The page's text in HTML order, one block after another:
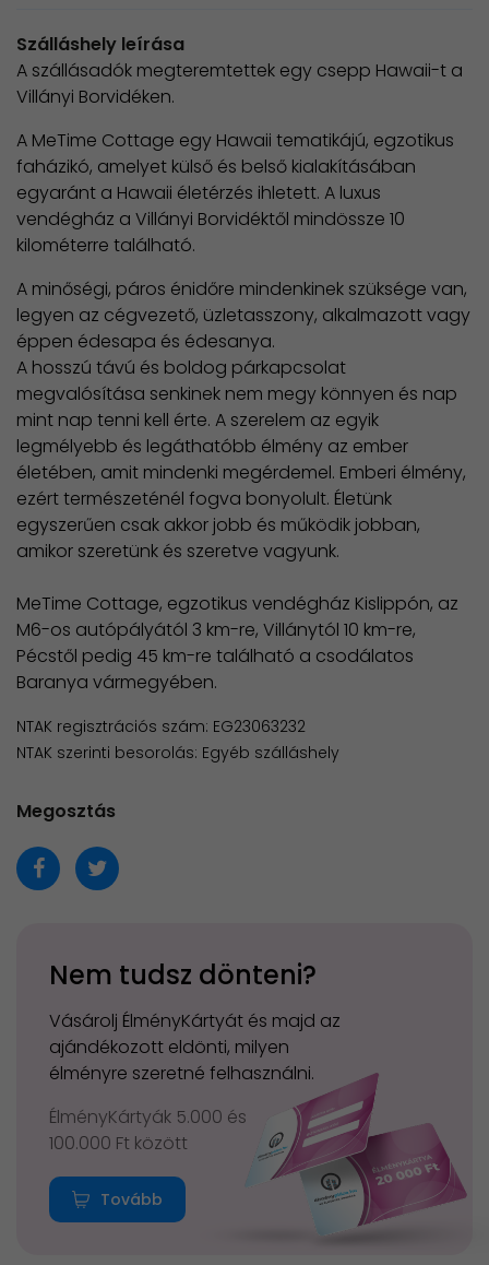
Szálláshely leírása
A szállásadók megteremtettek egy csepp Hawaii-t a
Villányi Borvidéken.
A MeTime Cottage egy Hawaii tematikájú, egzotikus
faházikó, amelyet külső és belső kialakításában
egyaránt a Hawaii életérzés ihletett. A luxus
vendégház a Villányi Borvidéktől mindössze 10
kilométerre található.
A minőségi, páros énidőre mindenkinek szüksége van,
legyen az cégvezető, üzletasszony, alkalmazott vagy
éppen édesapa és édesanya.
A hosszú távú és boldog párkapcsolat
megvalósítása senkinek nem megy könnyen és nap
mint nap tenni kell érte. A szerelem az egyik
legmélyebb és legáthatóbb élmény az ember
életében, amit mindenki megérdemel. Emberi élmény,
ezért természeténél fogva bonyolult. Életünk
egyszerűen csak akkor jobb és működik jobban,
amikor szeretünk és szeretve vagyunk.
MeTime Cottage, egzotikus vendégház Kislippón, az
M6-os autópályától 3 km-re, Villánytól 10 km-re,
Pécstől pedig 45 km-re található a csodálatos
Baranya vármegyében.
NTAK regisztrációs szám: EG23063232
NTAK szerinti besorolás: Egyéb szálláshely
Megosztás
Nem tudsz dönteni?
Vásárolj ÉlményKártyát és majd az
ajándékozott eldönti, milyen
élményre szeretné felhasználni.
ÉlményKártyák 5.000 és
100.000 Ft között
Tovább